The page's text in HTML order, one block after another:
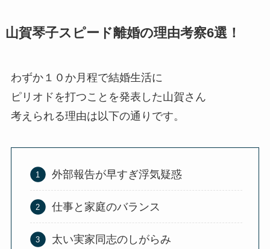
山賀琴子スピード離婚の理由考察6選！
わずか１０か月程で結婚生活に
ピリオドを打つことを発表した山賀さん
考えられる理由は以下の通りです。
外部報告が早すぎ浮気疑惑
仕事と家庭のバランス
太い実家同志のしがらみ